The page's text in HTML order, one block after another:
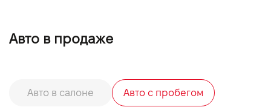
Авто в продаже
Авто в салоне Авто с пробегом